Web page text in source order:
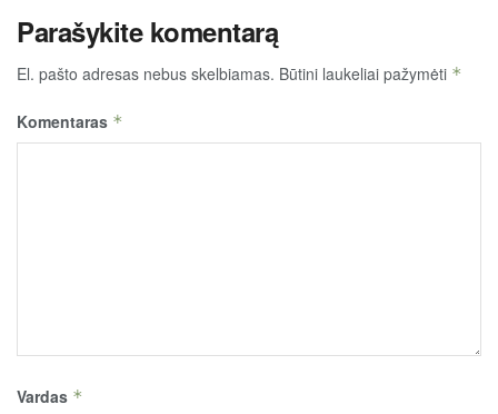
Parašykite komentarą
El. pašto adresas nebus skelbiamas. Būtini laukeliai pažymėti *
Komentaras *
Vardas *